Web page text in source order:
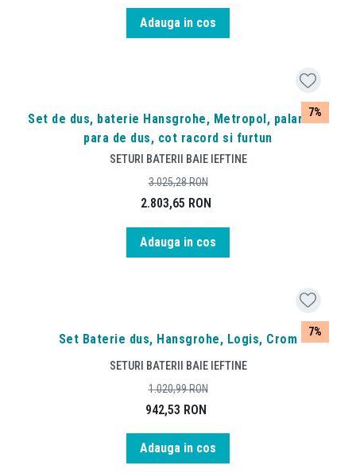
Adauga in cos
7%
Set de dus, baterie Hansgrohe, Metropol, palarie si
para de dus, cot racord si furtun
SETURI BATERII BAIE IEFTINE
2.803,65 RON
3.025,28RON
Adauga in cos
7%
Set Baterie dus, Hansgrohe, Logis, Crom
SETURI BATERII BAIE IEFTINE
942,53 RON
1.020,99RON
Adauga in cos